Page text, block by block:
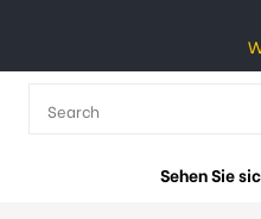
All Categories
Sehen Sie